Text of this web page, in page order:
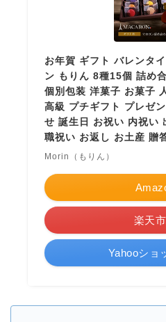
お年賀 ギフト バレンタ
ン もりん 8種15個 詰め
個別包装 洋菓子 お菓子
高級 プチギフト プレゼ
せ 誕生日 お祝い 内祝い
職祝い お返し お土産 贈
Morin（もりん）
楽天
Yahooショ